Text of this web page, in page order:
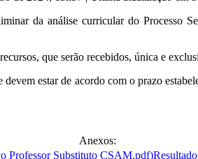
da análise curricular do Processo
que serão recebidos, única e
devem estar de acordo com o prazo
Anexos: